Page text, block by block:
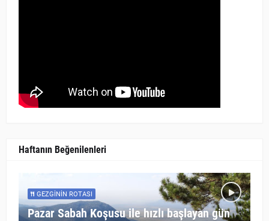
Haftanın Beğenilenleri
GEZGININ ROTASI
Pazar Sabah Koşusu ile hızlı başlayan gün